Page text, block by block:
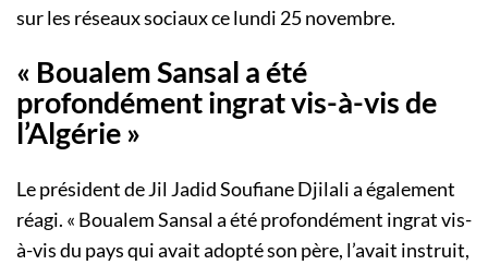
sur les réseaux sociaux ce lundi 25 novembre.
« Boualem Sansal a été
profondément ingrat vis-à-vis de
l’Algérie »
Le président de Jil Jadid Soufiane Djilali a également
réagi. « Boualem Sansal a été profondément ingrat vis-
à-vis du pays qui avait adopté son père, l’avait instruit,